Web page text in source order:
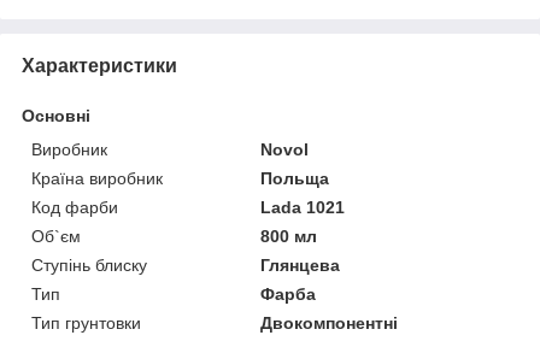
Характеристики
Основні
Виробник
Novol
Країна виробник
Польща
Код фарби
Lada 1021
Об`єм
800 мл
Ступінь блиску
Глянцева
Тип
Фарба
Тип грунтовки
Двокомпонентні